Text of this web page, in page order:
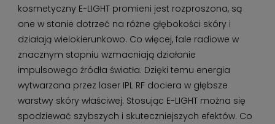
kosmetyczny E-LIGHT promieni jest rozproszona, są
one w stanie dotrzeć na różne głębokości skóry i
działają wielokierunkowo. Co więcej, fale radiowe w
znacznym stopniu wzmacniają działanie
impulsowego źródła światła. Dzięki temu energia
wytwarzana przez laser IPL RF dociera w głębsze
warstwy skóry właściwej. Stosując E-LIGHT można się
spodziewać szybszych i skuteczniejszych efektów. Co